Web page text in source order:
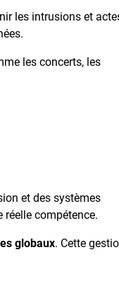
les intrusions et
les concerts, les
et des systèmes
réelle compétence.
globaux. Cette